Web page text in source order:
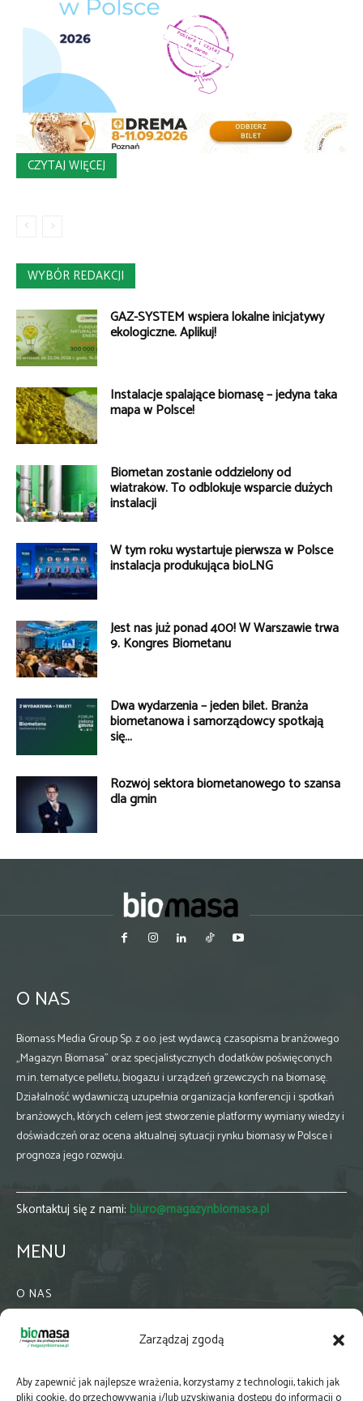
Zarządzaj zgodą
Aby zapewnić jak najlepsze wrażenia, korzystamy z technologii, takich jak
CZYTAJ WIĘCEJ
WYBÓR REDAKCJI
GAZ-SYSTEM wspiera lokalne inicjatywy
ekologiczne. Aplikuj!
Instalacje spalające biomasę – jedyna taka
mapa w Polsce!
Biometan zostanie oddzielony od
wiatraków. To odblokuje wsparcie dużych
instalacji
W tym roku wystartuje pierwsza w Polsce
instalacja produkująca bioLNG
Jest nas już ponad 400! W Warszawie trwa
9. Kongres Biometanu
Dwa wydarzenia – jeden bilet. Branża
biometanowa i samorządowcy spotkają
się...
Rozwój sektora biometanowego to szansa
dla gmin
O NAS
Biomass Media Group Sp. z o.o. jest wydawcą czasopisma branżowego
„Magazyn Biomasa” oraz specjalistycznych dodatków poświęconych
m.in. tematyce pelletu, biogazu i urządzeń grzewczych na biomasę.
Działalność wydawniczą uzupełnia organizacja konferencji i spotkań
branżowych, których celem jest stworzenie platformy wymiany wiedzy i
doświadczeń oraz ocena aktualnej sytuacji rynku biomasy w Polsce i
prognoza jego rozwoju.
Skontaktuj się z nami: biuro@magazynbiomasa.pl
MENU
O NAS
WSPÓŁPRACA
PRENUMERATA